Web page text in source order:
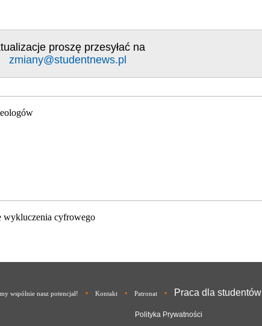
proszę przesyłać na
zmiany@studentnews.pl
wykluczenia cyfrowego
wspólnie nasz potencjał! • Kontakt • Patronat • Praca dla studentów
Polityka Prywatności